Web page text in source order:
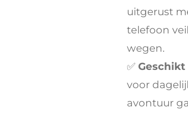
uitgerust
telefoon
wegen.
✅
voor
avontuur